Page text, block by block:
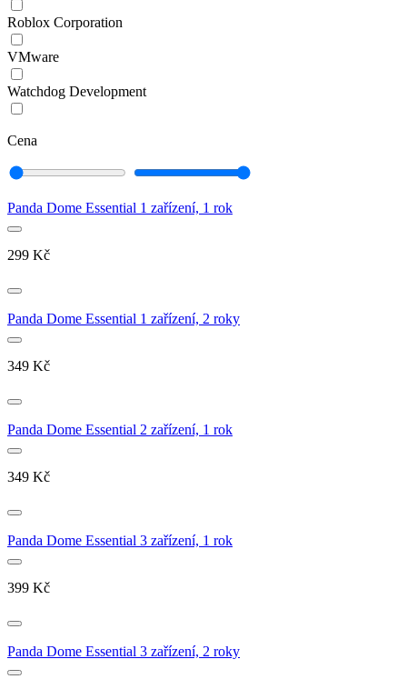
Roblox Corporation
VMware
Watchdog Development
Cena
Panda Dome Essential 1 zařízení, 1 rok
299 Kč
Panda Dome Essential 1 zařízení, 2 roky
349 Kč
Panda Dome Essential 2 zařízení, 1 rok
349 Kč
Panda Dome Essential 3 zařízení, 1 rok
399 Kč
Panda Dome Essential 3 zařízení, 2 roky